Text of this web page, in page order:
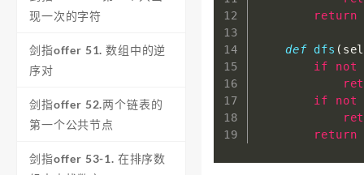
return
def dfs (
if
not
if
not
return
现一次的字符
剑指offer 51. 数组中的逆
序对
剑指offer 52.两个链表的
第一个公共节点
剑指offer 53-1. 在排序数